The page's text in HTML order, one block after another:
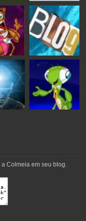
Colmeia em seu blog.